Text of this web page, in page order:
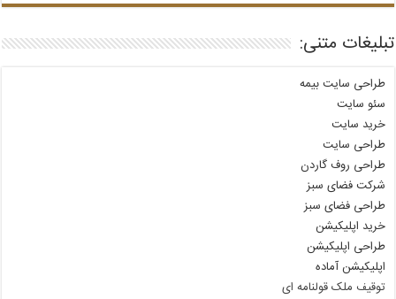
تبلیغات متنی:
طراحی سایت بیمه
سئو سایت
خرید سایت
طراحی سایت
طراحی روف گاردن
شرکت فضای سبز
طراحی فضای سبز
خرید اپلیکیشن
طراحی اپلیکیشن
اپلیکیشن آماده
توقیف ملک قولنامه‌ ای